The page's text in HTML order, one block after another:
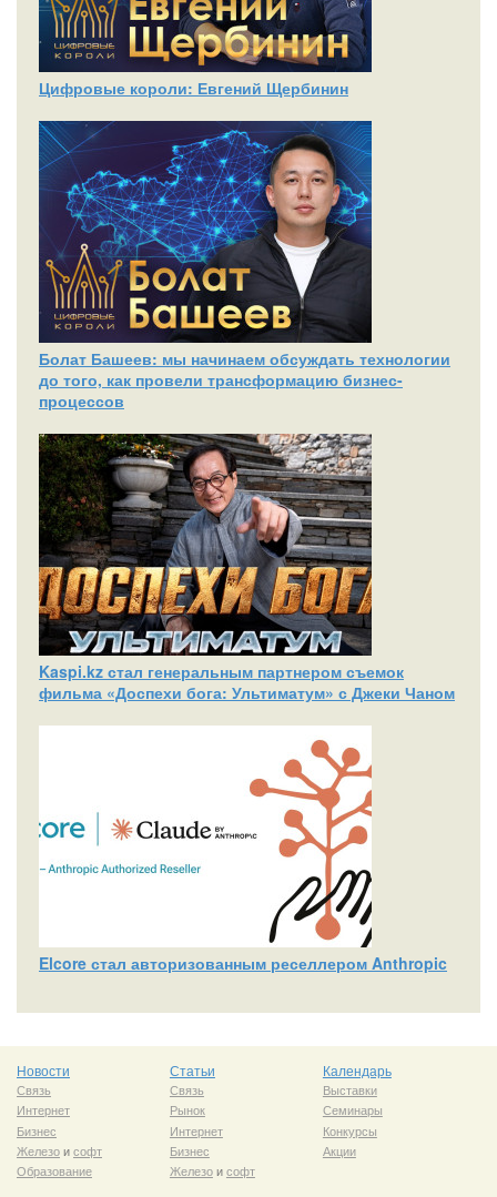
Цифровые короли: Евгений Щербинин
Болат Башеев: мы начинаем обсуждать технологии
до того, как провели трансформацию бизнес-
процессов
Kaspi.kz стал генеральным партнером съемок
фильма «Доспехи бога: Ультиматум» с Джеки Чаном
Elcore стал авторизованным реселлером Anthropic
Новости
Связь
Интернет
Бизнес
Железоисофт
Образование
Статьи
Связь
Рынок
Интернет
Бизнес
Железоисофт
Календарь
Выставки
Семинары
Конкурсы
Акции